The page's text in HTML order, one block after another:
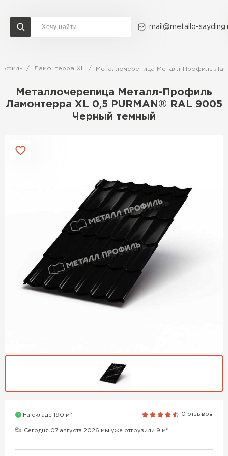
mail@metallo-
Ламонтерра XL Металлочерепица Металл-Профиль
Металлочерепица Металл-Профиль
Ламонтерра XL 0,5 PURMAN® RAL 9005
Черный темный
На складе 190 м3 0 отзывов
Сегодня 07 августа 2026 мы уже отгрузили 9 м3
Доставка и оплата Акции О компании Контакты
Перейти в каталог